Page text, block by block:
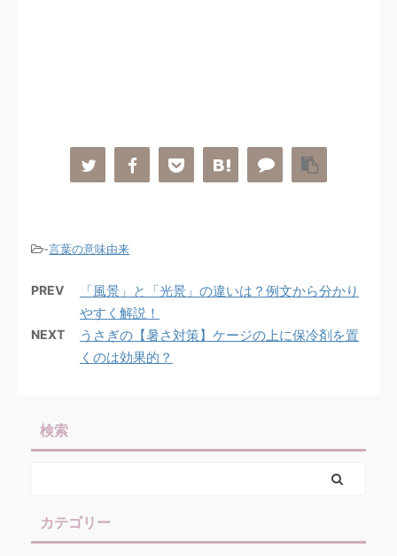
-言葉の意味由来
PREV
「風景」と「光景」の違いは？例文から分かり
やすく解説！
NEXT
うさぎの【暑さ対策】ケージの上に保冷剤を置
くのは効果的？
検索
カテゴリー